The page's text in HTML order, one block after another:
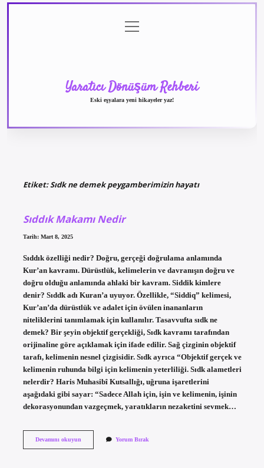
menüyü
aç
Yaratıcı Dönüşüm Rehberi
Eski eşyalara yeni hikayeler yaz!
Etiket:Sıdk ne demek peygamberimizin hayatı
Sıddık Makamı Nedir
Tarih: Mart 8, 2025
Sıddık özelliği nedir? Doğru, gerçeği doğrulama anlamında
Kur’an kavramı. Dürüstlük, kelimelerin ve davranışın doğru ve
doğru olduğu anlamında ahlaki bir kavram. Siddik kimlere
denir? Sıddk adı Kuran’a uyuyor. Özellikle, “Siddiq” kelimesi,
Kur’an’da dürüstlük ve adalet için övülen inananların
niteliklerini tanımlamak için kullanılır. Tasavvufta sıdk ne
demek? Bir şeyin objektif gerçekliği, Sıdk kavramı tarafından
orijinaline göre açıklamak için ifade edilir. Sağ çizginin objektif
tarafı, kelimenin nesnel çizgisidir. Sıdk ayrıca “Objektif gerçek ve
kelimenin ruhunda bilgi için kelimenin yeterliliği. Sıdk alametleri
nelerdir? Haris Muhasibî Kutsallığı, uğruna işaretlerini
aşağıdaki gibi sayar: “Sadece Allah için, işin ve kelimenin, işinin
dekorasyonundan vazgeçmek, yaratıkların nezaketini sevmek…
Devamını okuyunSıddık
Yorum Bırak